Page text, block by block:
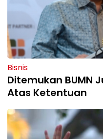
Bisnis
Ditemukan BUMN
Atas Ketentuan